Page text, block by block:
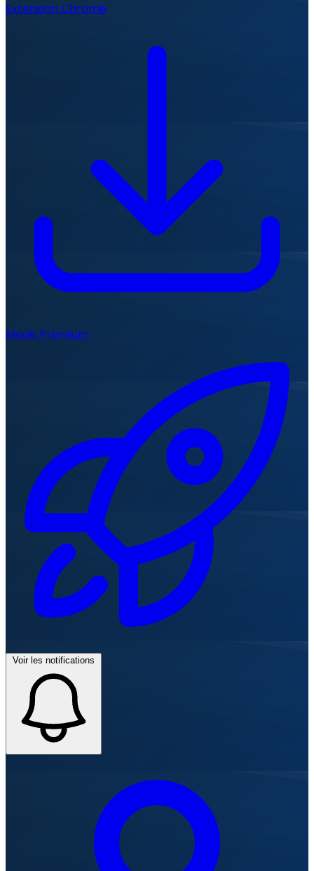
Extension Chrome
Mode Premium
Voir les notifications